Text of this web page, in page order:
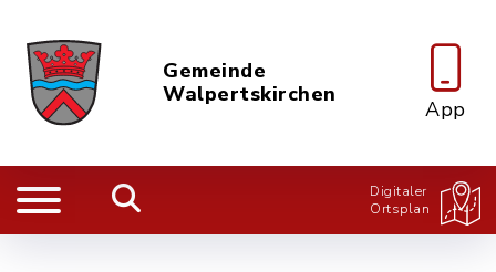
Gemeinde
Walpertskirchen
App
Digitaler
Ortsplan